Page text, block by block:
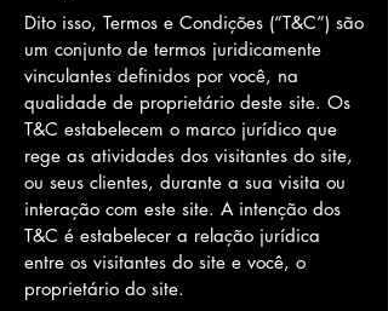
Dito isso, Termos e Condições (“T&C”) são
um conjunto de termos juridicamente
vinculantes definidos por você, na
qualidade de proprietário deste site. Os
T&C estabelecem o marco jurídico que
rege as atividades dos visitantes do site,
ou seus clientes, durante a sua visita ou
interação com este site. A intenção dos
T&C é estabelecer a relação jurídica
entre os visitantes do site e você, o
proprietário do site.